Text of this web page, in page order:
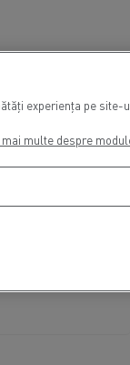
experiența pe
multe despre